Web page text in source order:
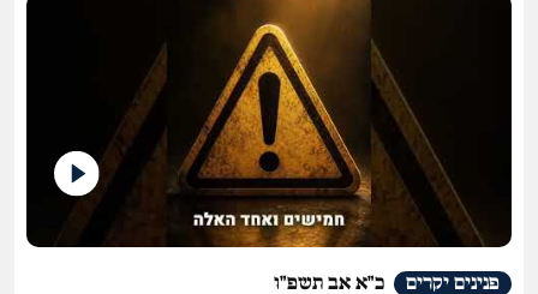
כ"א אב תשפ"ו פנינים יקרים